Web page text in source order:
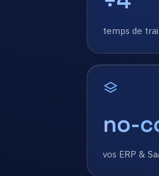
temps de
no-
vos ERP &